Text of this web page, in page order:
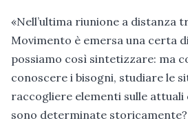
«Nell’ultima riunione a distanza
Movimento è emersa una certa
possiamo così sintetizzare: ma
conoscere i bisogni, studiare le
raccogliere elementi sulle attuali
sono determinate